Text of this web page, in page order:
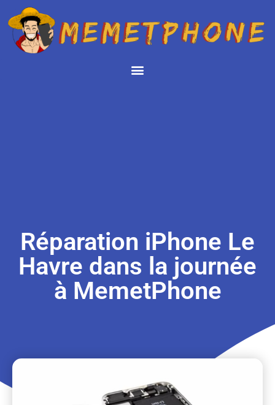
Réparation iPhone Le
Havre dans la journée
à MemetPhone